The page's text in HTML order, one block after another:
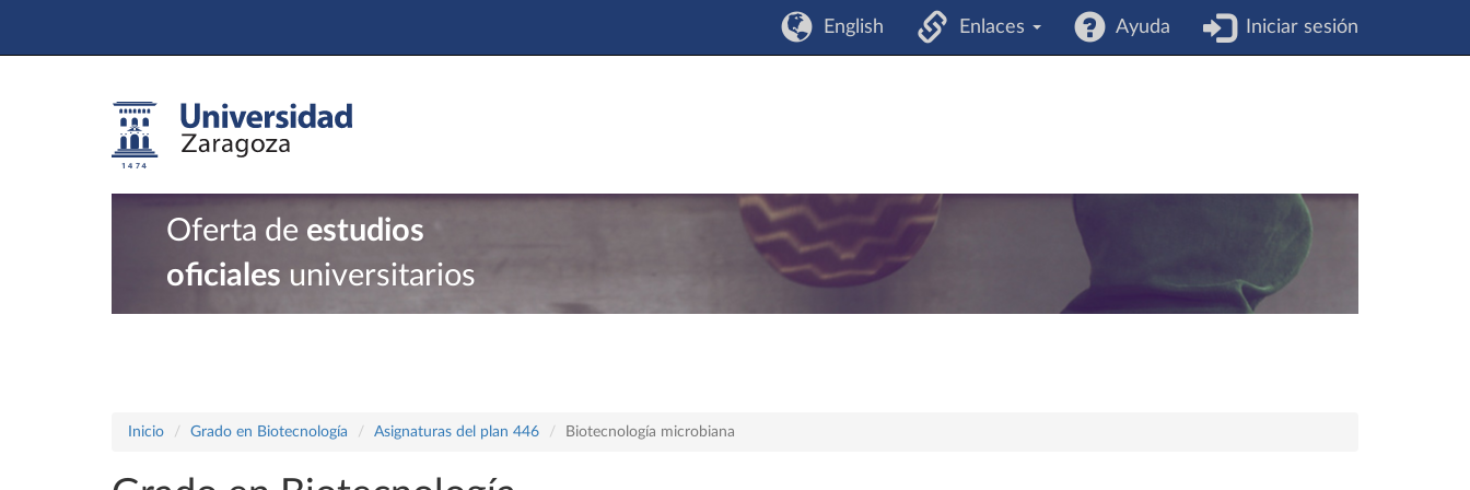
English Enlaces Ayuda Iniciar sesión
Oferta de estudios
oficiales universitarios
Inicio Grado en Biotecnología Asignaturas del plan 446 Biotecnología microbiana